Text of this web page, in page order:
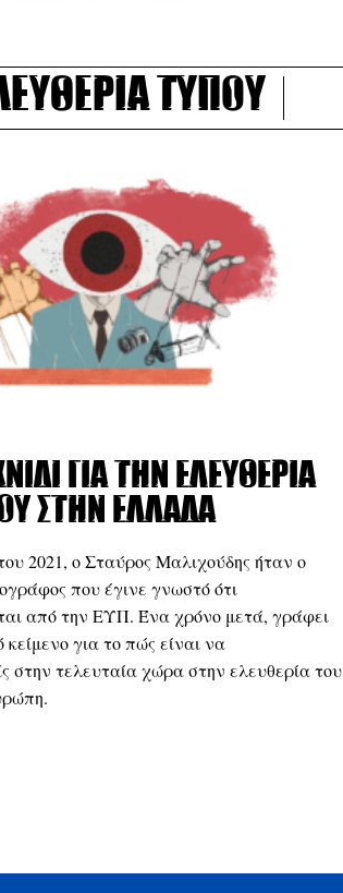
τύπου
για την ελευθερία
στην Ελλάδα
2021, ο Σταύρος Μαλιχούδης ήταν ο
που έγινε γνωστό ότι
από την ΕΥΠ. Ένα χρόνο μετά, γράφει
για το πώς είναι να
στην τελευταία χώρα στην ελευθερία του